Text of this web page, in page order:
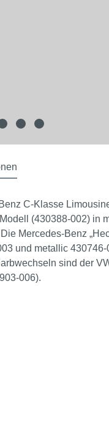
C-Klasse
(430388-002) in
Mercedes-Benz
und metallic 430746-
sind der
006).